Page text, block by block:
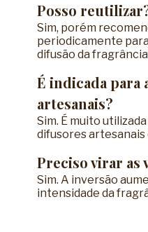
Posso
Sim, porém
periodicamente
difusão da
É indicada para
artesanais?
Sim. É muito
difusores
Preciso virar as
Sim. A inversão
intensidade da